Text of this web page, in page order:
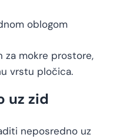
oblogom
za mokre prostore,
vrstu pločica.
uz zid
neposredno uz